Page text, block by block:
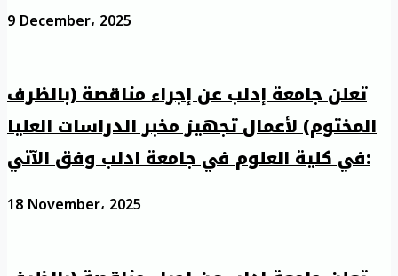
9 December، 2025
تعلن جامعة إدلب عن إجراء مناقصة (بالظرف
المختوم) لأعمال تجهيز مخبر الدراسات العليا
في كلية العلوم في جامعة ادلب وفق الآتي:
18 November، 2025